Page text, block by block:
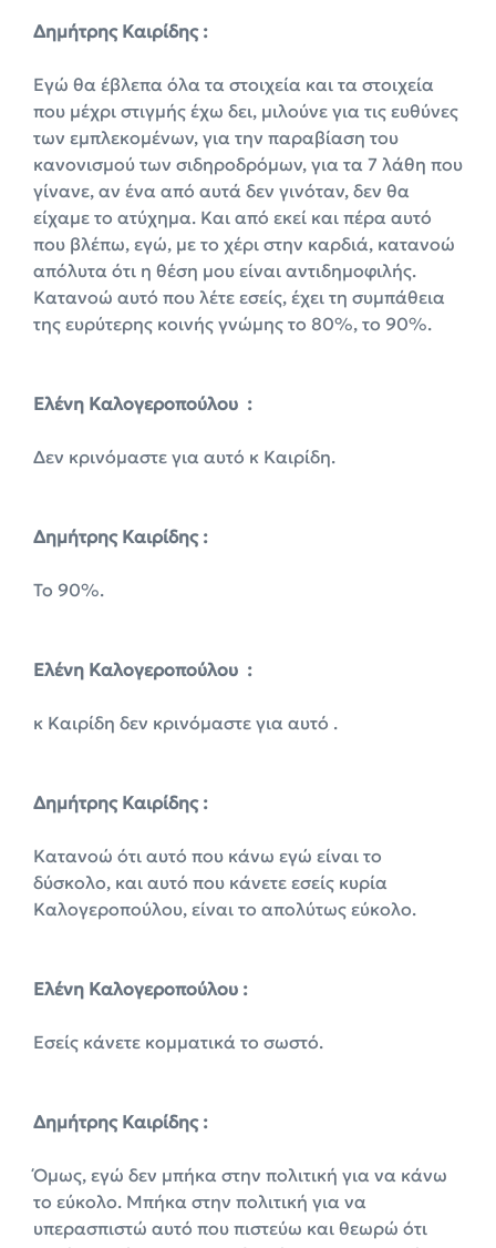
Δημήτρης Καιρίδης :
Εγώ θα έβλεπα όλα τα στοιχεία και τα στοιχεία
που μέχρι στιγμής έχω δει, μιλούνε για τις ευθύνες
των εμπλεκομένων, για την παραβίαση του
κανονισμού των σιδηροδρόμων, για τα 7 λάθη που
γίνανε, αν ένα από αυτά δεν γινόταν, δεν θα
είχαμε το ατύχημα. Και από εκεί και πέρα αυτό
που βλέπω, εγώ, με το χέρι στην καρδιά, κατανοώ
απόλυτα ότι η θέση μου είναι αντιδημοφιλής.
Κατανοώ αυτό που λέτε εσείς, έχει τη συμπάθεια
της ευρύτερης κοινής γνώμης το 80%, το 90%.
Ελένη Καλογεροπούλου :
Δεν κρινόμαστε για αυτό κ Καιρίδη.
Δημήτρης Καιρίδης :
Το 90%.
Ελένη Καλογεροπούλου :
κ Καιρίδη δεν κρινόμαστε για αυτό .
Δημήτρης Καιρίδης :
Κατανοώ ότι αυτό που κάνω εγώ είναι το
δύσκολο, και αυτό που κάνετε εσείς κυρία
Καλογεροπούλου, είναι το απολύτως εύκολο.
Ελένη Καλογεροπούλου :
Εσείς κάνετε κομματικά το σωστό.
Δημήτρης Καιρίδης :
Όμως, εγώ δεν μπήκα στην πολιτική για να κάνω
το εύκολο. Μπήκα στην πολιτική για να
υπερασπιστώ αυτό που πιστεύω και θεωρώ ότι